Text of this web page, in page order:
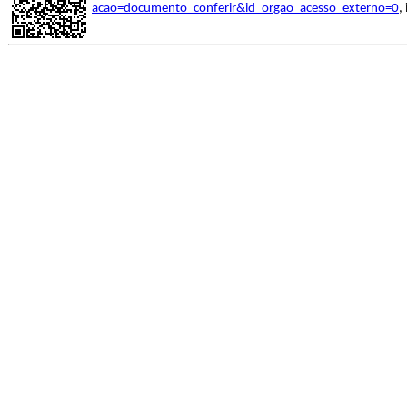
acao=documento_conferir&id_orgao_acesso_externo=0,